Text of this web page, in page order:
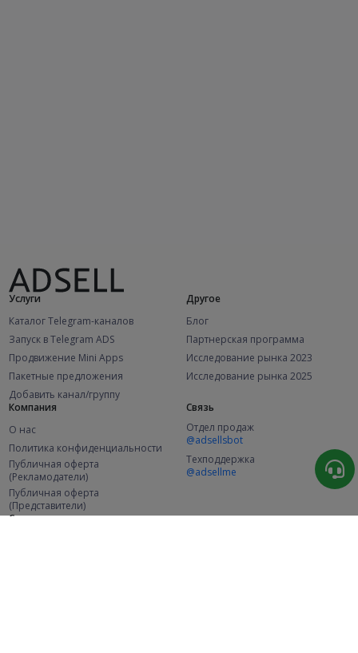
Услуги
Каталог Telegram-каналов
Запуск в Telegram ADS
Продвижение Mini Apps
Пакетные предложения
Добавить канал/группу
Другое
Блог
Партнерская программа
Исследование рынка 2023
Исследование рынка 2025
Компания
О нас
Политика конфиденциальности
Публичная оферта
(Рекламодатели)
Публичная оферта
(Представители)
Связь
Отдел продаж
@adsellsbot
Техподдержка
@adsellme
Статистика